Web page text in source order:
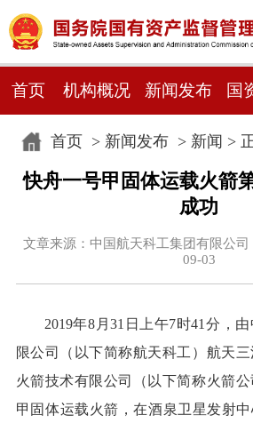
首页 机构概况 新闻发布 国
首页> 新闻发布> 新闻 >
快舟一号甲固体运载火箭
成功
文章来源：中国航天科工集团有限
09-03
2019年8月31日上午7时41分，
限公司（以下简称航天科工）航天
火箭技术有限公司（以下简称火箭
甲固体运载火箭，在酒泉卫星发射